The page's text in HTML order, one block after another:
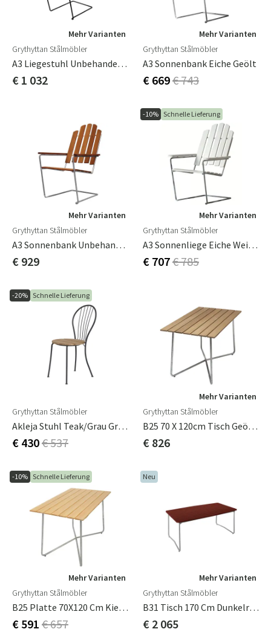
Mehr Varianten
Grythyttan Stålmöbler
A3 Liegestuhl Unbehandeltes Teakholz/schwarz
€ 1 032
Mehr Varianten
Grythyttan Stålmöbler
A3 Sonnenbank Eiche Geölt
€ 669€ 743
Mehr Varianten
Grythyttan Stålmöbler
A3 Sonnenbank Unbehandeltes Teakholz / Feuerverzinkter Rahmen
€ 929
-10% Schnelle Lieferung
Mehr Varianten
Grythyttan Stålmöbler
A3 Sonnenliege Eiche Weiß Lackiert / Gestell Feuerverzinkt
€ 707€ 785
-20% Schnelle Lieferung
Grythyttan Stålmöbler
Akleja Stuhl Teak/grau Grythyttan
€ 430€ 537
Mehr Varianten
Grythyttan Stålmöbler
B25 70 X 120cm Tisch Geölte Eiche / Feuerverzinkt
€ 826
-10% Schnelle Lieferung
Mehr Varianten
Grythyttan Stålmöbler
B25 Platte 70X120 Cm Kiefer
€ 591 € 657
Neu
Mehr Varianten
Grythyttan Stålmöbler
B31 Tisch 170 Cm Dunkelrot / Feuerverzinkt
€ 2 065